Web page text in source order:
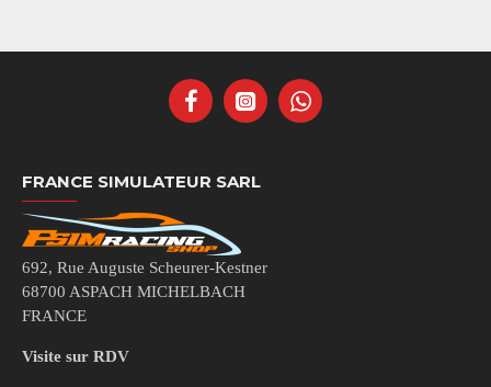
FRANCE SIMULATEUR SARL
692, Rue Auguste Scheurer-Kestner
68700 ASPACH MICHELBACH
FRANCE
Visite sur RDV